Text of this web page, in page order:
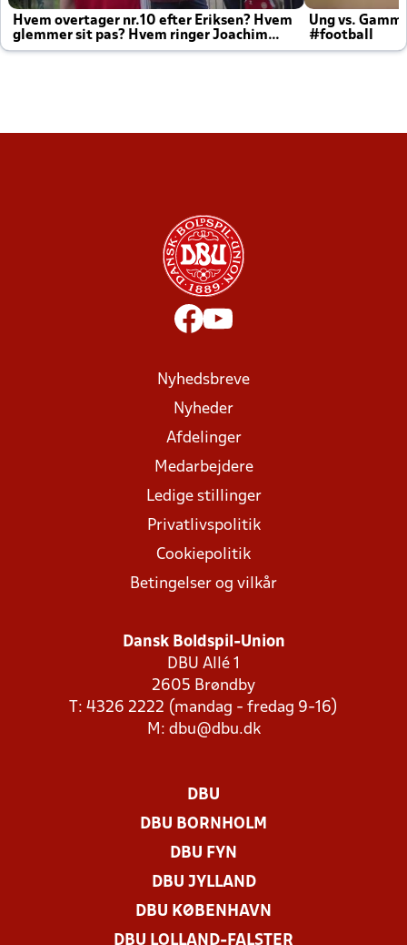
Hvem overtager nr.10 efter Eriksen? Hvem
glemmer sit pas? Hvem ringer Joachim
altid til efter kampe?
Ung vs.
#football
Nyhedsbreve
Nyheder
Afdelinger
Medarbejdere
Ledige stillinger
Privatlivspolitik
Cookiepolitik
Betingelser og vilkår
Dansk Boldspil-Union
DBU Allé 1
2605 Brøndby
T: 4326 2222 (mandag - fredag 9-16)
M: dbu@dbu.dk
DBU
DBU BORNHOLM
DBU FYN
DBU JYLLAND
DBU KØBENHAVN
DBU LOLLAND-FALSTER